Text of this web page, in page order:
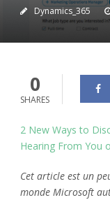
Dynamics_365
0
SHARES
2 New Ways to
Hearing From You
Cet article est un
monde Microsoft